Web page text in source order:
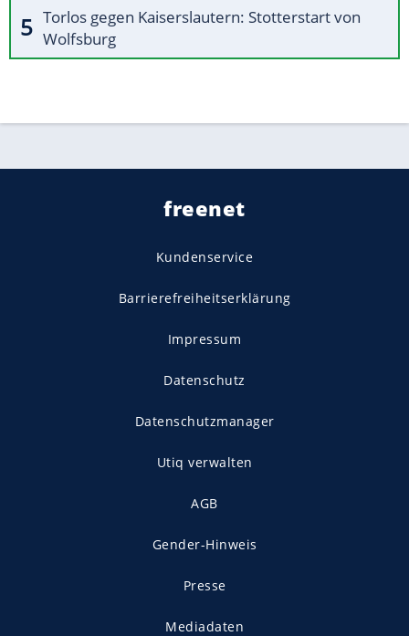
Torlos gegen Kaiserslautern: Stotterstart von
Wolfsburg
freenet
Kundenservice
Barrierefreiheitserklärung
Impressum
Datenschutz
Datenschutzmanager
Utiq verwalten
AGB
Gender-Hinweis
Presse
Mediadaten